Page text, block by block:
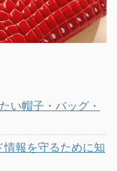
い帽子・バッグ・
報を守るために知